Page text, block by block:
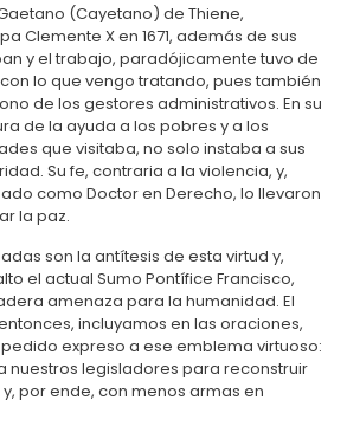
(Cayetano) de Thiene,
Clemente X en 1671, además de sus
y el trabajo, paradójicamente tuvo de
lo que vengo tratando, pues también
de los gestores administrativos. En su
de la ayuda a los pobres y a los
que visitaba, no solo instaba a sus
Su fe, contraria a la violencia, y,
como Doctor en Derecho, lo llevaron
la paz.
son la antítesis de esta virtud y,
el actual Sumo Pontífice Francisco,
amenaza para la humanidad. El
incluyamos en las oraciones,
expreso a ese emblema virtuoso:
nuestros legisladores para reconstruir
por ende, con menos armas en